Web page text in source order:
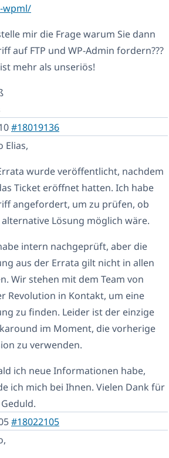
wpml/
mir die Frage warum Sie dann
auf FTP und WP-Admin fordern???
mehr als unseriös!
#18019136
Elias,
wurde veröffentlicht, nachdem
Ticket eröffnet hatten. Ich habe
angefordert, um zu prüfen, ob
alternative Lösung möglich wäre.
intern nachgeprüft, aber die
aus der Errata gilt nicht in allen
Wir stehen mit dem Team von
Revolution in Kontakt, um eine
zu finden. Leider ist der einzige
im Moment, die vorherige
zu verwenden.
ich neue Informationen habe,
ich mich bei Ihnen. Vielen Dank für
#18022105